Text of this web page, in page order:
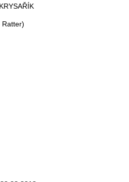
Ratter)